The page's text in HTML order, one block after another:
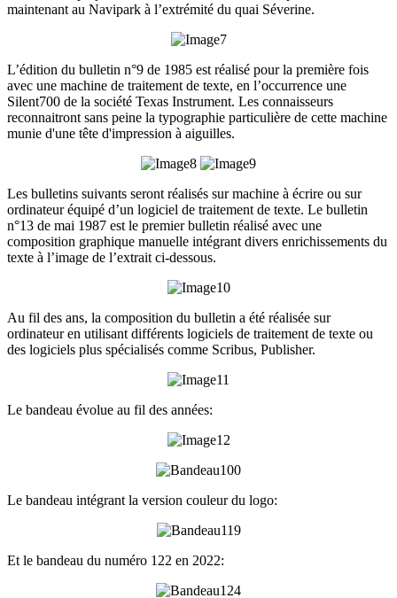
maintenant au Navipark à l’extrémité du quai Séverine.
L’édition du bulletin n°9 de 1985 est réalisé pour la première fois
avec une machine de traitement de texte, en l’occurrence une
Silent700 de la société Texas Instrument. Les connaisseurs
reconnaitront sans peine la typographie particulière de cette machine
munie d'une tête d'impression à aiguilles.
Les bulletins suivants seront réalisés sur machine à écrire ou sur
ordinateur équipé d’un logiciel de traitement de texte. Le bulletin
n°13 de mai 1987 est le premier bulletin réalisé avec une
composition graphique manuelle intégrant divers enrichissements du
texte à l’image de l’extrait ci-dessous.
Au fil des ans, la composition du bulletin a été réalisée sur
ordinateur en utilisant différents logiciels de traitement de texte ou
des logiciels plus spécialisés comme Scribus, Publisher.
Le bandeau évolue au fil des années:
Le bandeau intégrant la version couleur du logo:
Et le bandeau du numéro 122 en 2022: